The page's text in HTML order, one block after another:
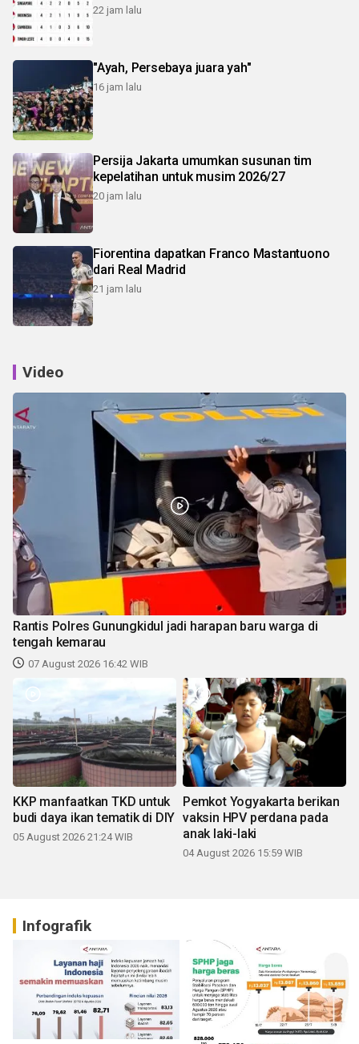
22 jam lalu
"Ayah, Persebaya juara yah"
16 jam lalu
Persija Jakarta umumkan susunan tim
kepelatihan untuk musim 2026/27
20 jam lalu
Fiorentina dapatkan Franco Mastantuono
dari Real Madrid
21 jam lalu
Video
Rantis Polres Gunungkidul jadi harapan baru warga di
tengah kemarau
07 August 2026 16:42 WIB
KKP manfaatkan TKD untuk
budi daya ikan tematik di DIY
05 August 2026 21:24 WIB
Pemkot Yogyakarta berikan
vaksin HPV perdana pada
anak laki-laki
04 August 2026 15:59 WIB
Infografik